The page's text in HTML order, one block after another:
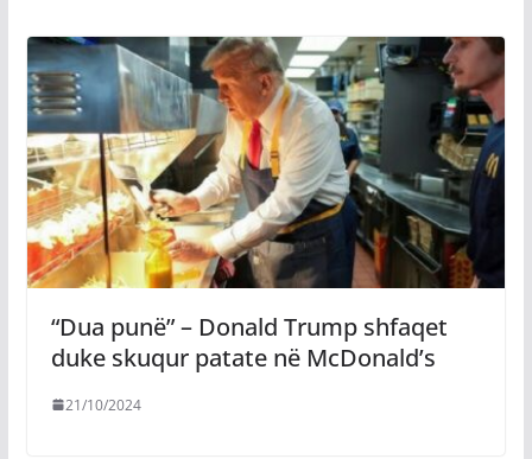
“Dua punë” – Donald Trump shfaqet
duke skuqur patate në McDonald’s
21/10/2024